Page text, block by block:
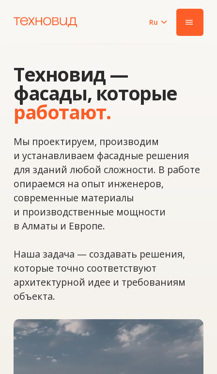
фасады, которые
работают.
Мы проектируем, производим
и устанавливаем фасадные решения
для зданий любой сложности. В работе
современные материалы
и производственные мощности
в Алматы и Европе.
Наша задача — создавать решения,
которые точно соответствуют
архитектурной идее и требованиям
объекта.